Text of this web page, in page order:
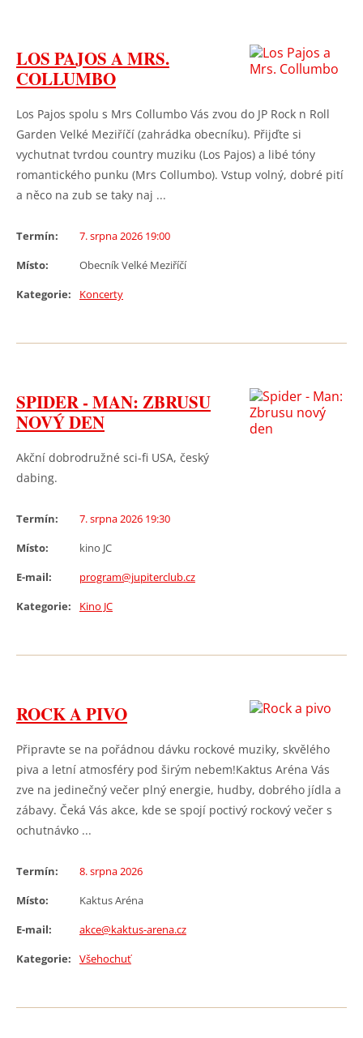
LOS PAJOS A MRS.
COLLUMBO
Los Pajos spolu s Mrs Collumbo Vás zvou do JP Rock n Roll
Garden Velké Meziříčí (zahrádka obecníku). Přijďte si
vychutnat tvrdou country muziku (Los Pajos) a libé tóny
romantického punku (Mrs Collumbo). Vstup volný, dobré pití
a něco na zub se taky naj ...
Termín:
7. srpna 2026 19:00
Místo:
Obecník Velké Meziříčí
Kategorie:
Koncerty
SPIDER - MAN: ZBRUSU
NOVÝ DEN
Akční dobrodružné sci-fi USA, český
dabing.
Termín:
7. srpna 2026 19:30
Místo:
kino JC
E-mail:
program@jupiterclub.cz
Kategorie:
Kino JC
ROCK A PIVO
Připravte se na pořádnou dávku rockové muziky, skvělého
piva a letní atmosféry pod širým nebem!Kaktus Aréna Vás
zve na jedinečný večer plný energie, hudby, dobrého jídla a
zábavy. Čeká Vás akce, kde se spojí poctivý rockový večer s
ochutnávko ...
Termín:
8. srpna 2026
Místo:
Kaktus Aréna
E-mail:
akce@kaktus-arena.cz
Kategorie:
Všehochuť